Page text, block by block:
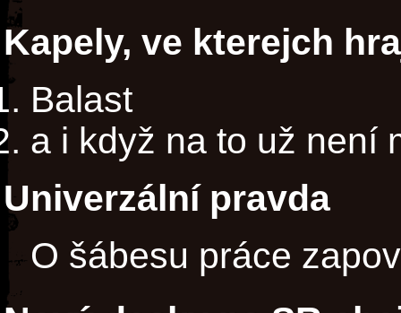
Kapely, ve kterejch
Balast
a i když na to už není
Univerzální pravda
O šábesu práce